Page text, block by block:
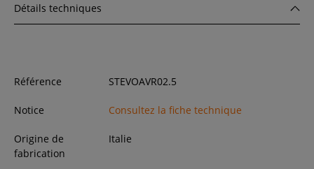
Détails techniques
Référence STEVOAVR02.5
Notice Consultez la fiche technique
Origine de
fabrication
Italie